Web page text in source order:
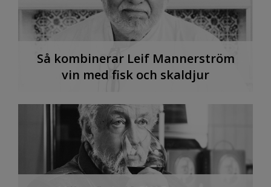
Så kombinerar Leif Mannerström
vin med fisk och skaldjur